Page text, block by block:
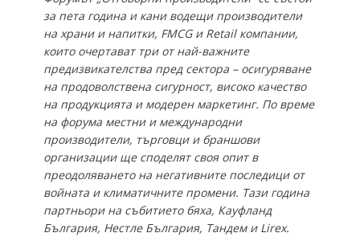
за пета година и кани водещи производители
на храни и напитки, FMCG и Retail компании,
коитоочертават три от най-важните
предизвикателства пред сектора – осигуряване
на продоволствена сигурност, високо качество
на продукцията и модерен маркетинг. По време
на форума местни и международни
производители, търговци и браншови
организации ще споделят своя опит в
преодоляването на негативните последици от
войната и климатичните промени. Тази година
партньори на събитието бяха, Кауфланд
България, Нестле България, Тандем и Lirex.